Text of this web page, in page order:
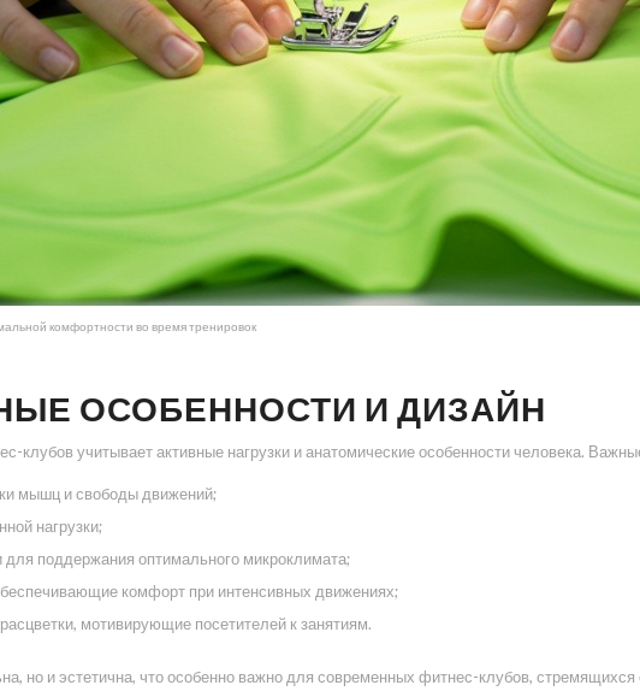
комфортности во время тренировок
ОСОБЕННОСТИ И ДИЗАЙН
клубов учитывает активные нагрузки и анатомические особенности человека.
мышц и свободы движений;
нагрузки;
для поддержания оптимального микроклимата;
комфорт при интенсивных движениях;
мотивирующие посетителей к занятиям.
но и эстетична, что особенно важно для современных фитнес-клубов,